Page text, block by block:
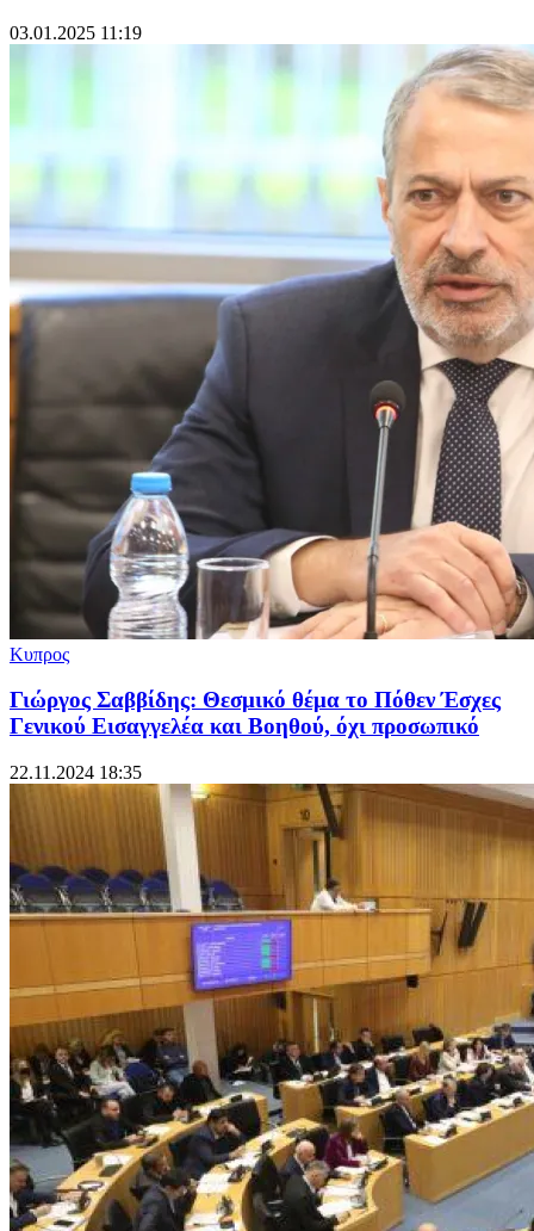
03.01.2025 11:19
Κυπρος
Γιώργος Σαββίδης: Θεσμικό θέμα το Πόθεν Έσχες
Γενικού Εισαγγελέα και Βοηθού, όχι προσωπικό
22.11.2024 18:35